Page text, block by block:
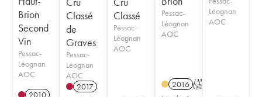
Brion
Second
Vin
Pessac-
Léognan
AOC
2010
Classé
de
Graves
Pessac-
Léognan
AOC
2017
Classé
Pessac-
Léognan
AOC
Pessac-
Léognan
AOC
2016 T
Léognan
AOC